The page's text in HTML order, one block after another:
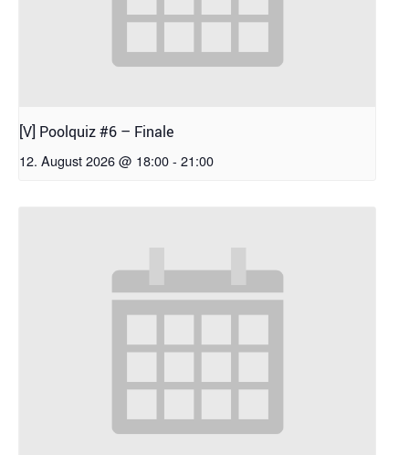
[V] Poolquiz #6 – Finale
12. August 2026 @ 18:00- 21:00